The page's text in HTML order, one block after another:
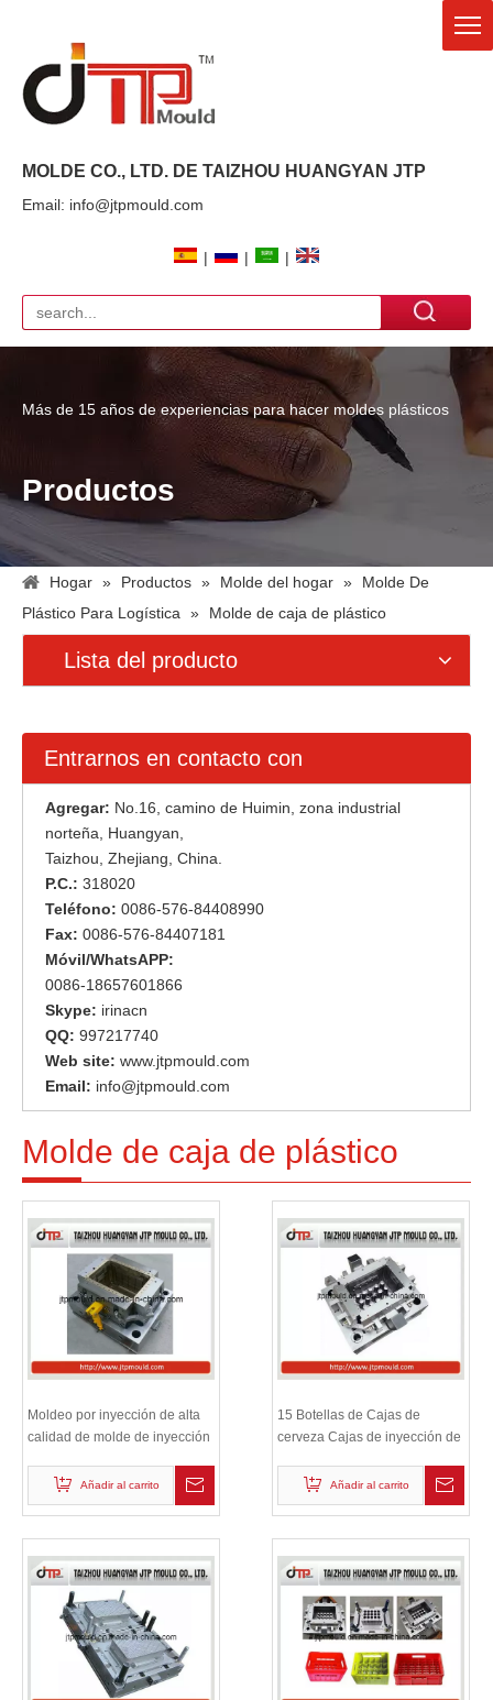
MOLDE CO., LTD. DE TAIZHOU HUANGYAN JTP
Email: info@jtpmould.com
| | |
Más de 15 años de experiencias para hacer moldes plásticos
Productos
Hogar » Productos » Molde del hogar »
Molde De
Plástico Para Logística
» Molde de caja de plástico
Lista del producto
Entrarnos en contacto con
Agregar: No.16, camino de Huimin, zona industrial
norteña, Huangyan,
Taizhou, Zhejiang, China.
P.C.: 318020
Teléfono: 0086-576-84408990
Fax: 0086-576-84407181
Móvil/WhatsAPP:
0086-18657601866
Skype: irinacn
QQ: 997217740
Web site: www.jtpmould.com
Email: info@jtpmould.com
Molde de caja de plástico
Moldeo por inyección de alta
calidad de molde de inyección
Añadir al carrito
15 Botellas de Cajas de
cerveza Cajas de inyección de
Añadir al carrito